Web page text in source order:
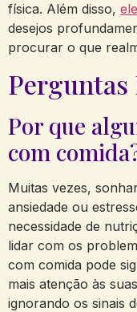
física. Além disso,
desejos
procurar o que
Perguntas
Por que
com
Muitas vezes,
ansiedade ou
necessidade de
lidar com os
com comida pode
mais atenção às
ignorando os sinais